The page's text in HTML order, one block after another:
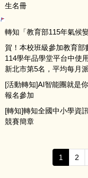
生名冊
轉知「教育部115年氣候
賀！本校班級參加教育部
114學年品學堂平台中使
新北市第5名，平均每月
[活動轉知]AI智能團就是
報名參加
[轉知]轉知全國中小學資
競賽簡章
1 2